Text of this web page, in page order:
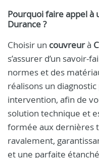
Pourquoi faire appel à
Durance?
Choisir un couvreurà
s’assurer d’un savoir-
normes et des
réalisons un
intervention, afin de
solution technique et
formée aux dernières
ravalement,
et une parfaite